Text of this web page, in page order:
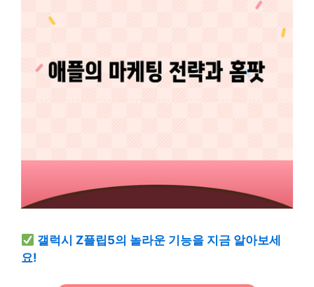
갤럭시 Z플립5의 놀라운 기능을 지금 알아보세
요!